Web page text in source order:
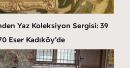
Yaz Koleksiyon Sergisi: 39
Eser Kadıköy’de